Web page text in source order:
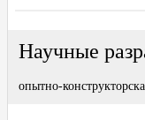
Научные
опытно-